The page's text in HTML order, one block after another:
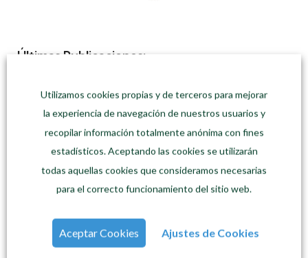
Últimas Publicaciones:
Utilizamos cookies propias y de terceros para mejorar
la experiencia de navegación de nuestros usuarios y
recopilar información totalmente anónima con fines
estadísticos. Aceptando las cookies se utilizarán
todas aquellas cookies que consideramos necesarias
para el correcto funcionamiento del sitio web.
Aceptar Cookies Ajustes de Cookies